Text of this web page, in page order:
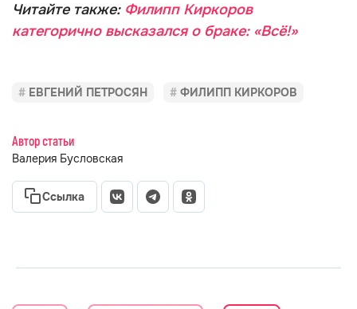
Читайте также: Филипп Киркоров
категорично высказался о браке: «Всё!»
ЕВГЕНИЙ ПЕТРОСЯН ФИЛИПП КИРКОРОВ
Автор статьи
Валерия Бусловская
Ссылка